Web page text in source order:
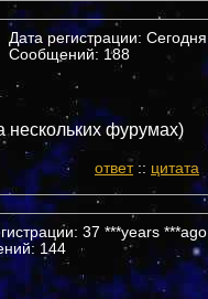
Дата регистрации: Сегодня
Сообщений: 188
нескольких фурумах)
ответ:: цитата
37 ***years ***ago
144